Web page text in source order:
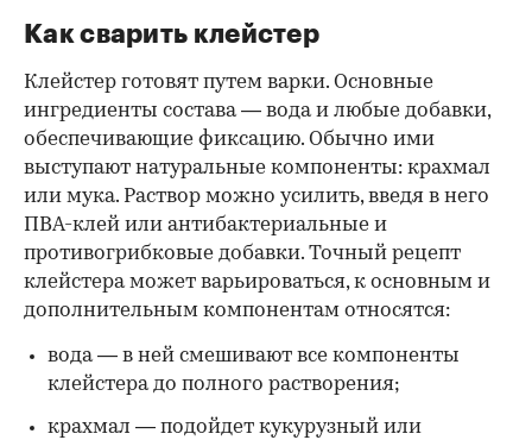
Как сварить клейстер
Клейстер готовят путем варки. Основные
ингредиенты состава — вода и любые добавки,
обеспечивающие фиксацию. Обычно ими
выступают натуральные компоненты: крахмал
или мука. Раствор можно усилить, введя в него
ПВА-клей или антибактериальные и
противогрибковые добавки. Точный рецепт
клейстера может варьироваться, к основным и
дополнительным компонентам относятся:
вода — в ней смешивают все компоненты
клейстера до полного растворения;
крахмал — подойдет кукурузный или